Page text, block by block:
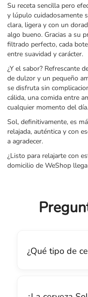
Su receta sencilla pero
y lúpulo cuidadosamente
clara, ligera y con un
algo bueno. Gracias a su
filtrado perfecto, cada
entre suavidad y carácter.
¿Y el sabor? Refrescante
de dulzor y un pequeño
se disfruta sin
cálida, una comida entre
cualquier momento del día.
Sol, definitivamente, es
relajada, auténtica y con
a agradecer.
¿Listo para relajarte con
domicilio de WeShop
¿Qué tipo de